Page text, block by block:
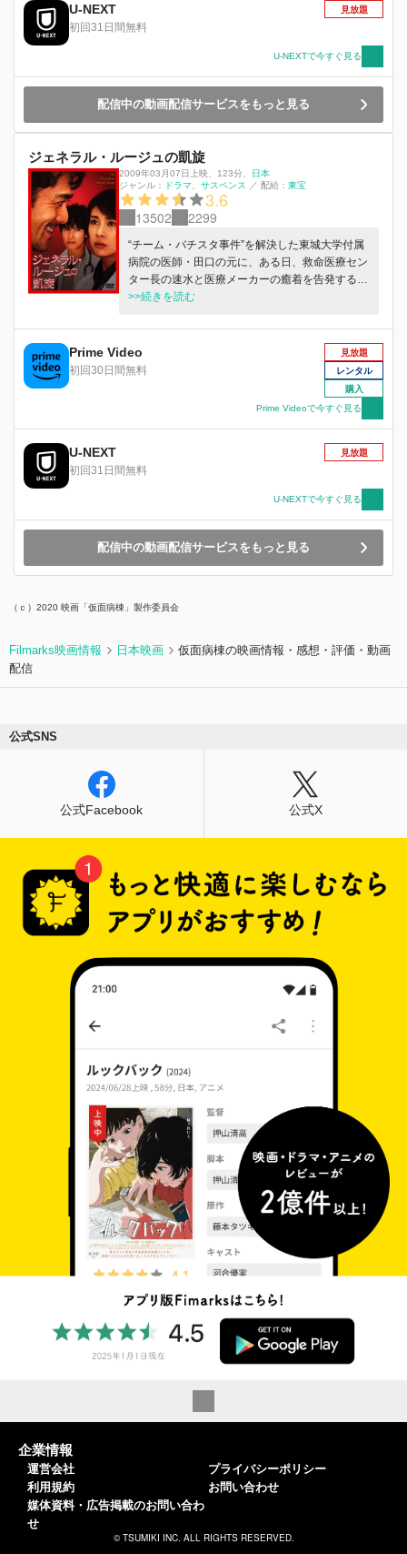
が12年の時を超えて伝えたかった本当の想いを知
る2人――。
U-NEXT
初回31日間無料
見放題
U-NEXTで今すぐ見る
配信中の動画配信サービスをもっと見る
ジェネラル・ルージュの凱旋
2009年03月07日上映 123分
日本
ジャンル：
ドラマ サスペンス ／ 配給： 東宝
3.6
13502 2299
“チーム・バチスタ事件”を解決した東城大学付属
病院の医師・田口の元に、ある日、救命医療セン
ター長の速水と医療メーカーの癒着を告発する文
書が届く。その矢先、その医療メーカーの支店長
究明に乗り出す。
>>続きを読む
Prime Video
初回30日間無料
見放題
レンタル
購入
Prime Videoで今すぐ見る
U-NEXT
初回31日間無料
見放題
U-NEXTで今すぐ見る
配信中の動画配信サービスをもっと見る
（ｃ）2020 映画「仮面病棟」製作委員会
Filmarks映画情報 日本映画
仮面病棟の映画情報・感想・評価・動画
配信
公式SNS
公式Facebook 公式X
企業情報
運営会社
利用規約
媒体資料・広告掲載のお問い合わ
せ
プライバシーポリシー
お問い合わせ
© TSUMIKI INC. ALL RIGHTS RESERVED.